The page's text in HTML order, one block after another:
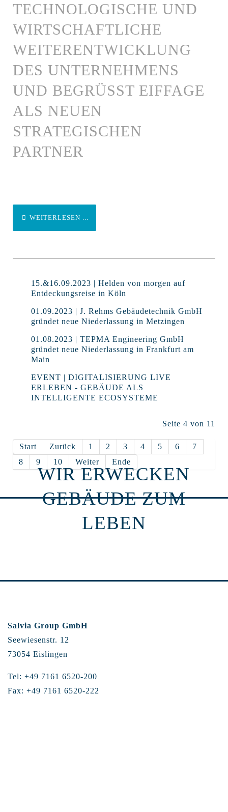
TECHNOLOGISCHE UND
WIRTSCHAFTLICHE
WEITERENTWICKLUNG
DES UNTERNEHMENS
UND BEGRÜSST EIFFAGE A
LS NEUEN S
TRATEGISCHEN P
ARTNER
WEITERLESEN ...
15.&16.09.2023 | Helden von morgen auf
Entdeckungsreise in Köln
01.09.2023 | J. Rehms Gebäudetechnik GmbH
gründet neue Niederlassung in Metzingen
01.08.2023 | TEPMA Engineering GmbH
gründet neue Niederlassung in Frankfurt am
Main
EVENT | DIGITALISIERUNG LIVE
ERLEBEN - GEBÄUDE ALS
INTELLIGENTE ECOSYSTEME
Seite 4 von 11
Start Zurück 1 2 3 4 5 6
7
8
9 10 Weiter Ende
WIR ERWECKEN
GEBÄUDE ZUM
LEBEN
Salvia Group GmbH
Seewiesenstr. 12
73054 Eislingen
Tel: +49 7161 6520-200
Fax: +49 7161 6520-222